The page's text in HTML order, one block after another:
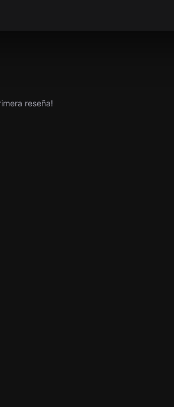
reseña!